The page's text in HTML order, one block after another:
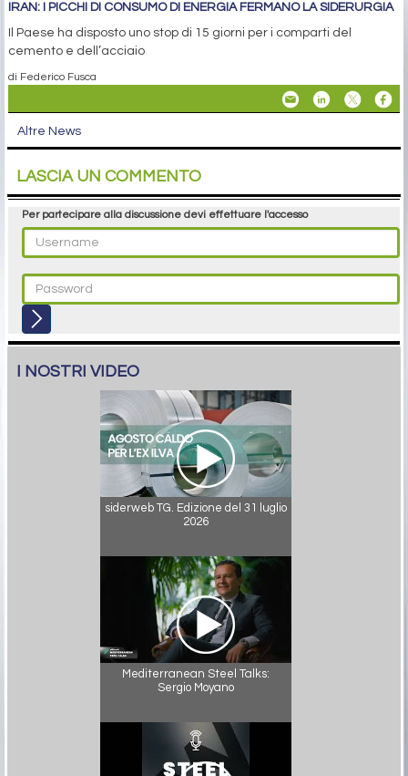
IRAN: I PICCHI DI CONSUMO DI ENERGIA FERMANO LA SIDERURGIA
Il Paese ha disposto uno stop di 15 giorni per i comparti del
cemento e dell’acciaio
di Federico Fusca
Altre News
LASCIA UN COMMENTO
Per partecipare alla discussione devi effettuare l'accesso
I NOSTRI VIDEO
siderweb TG. Edizione del 31 luglio
2026
Mediterranean Steel Talks:
Sergio Moyano